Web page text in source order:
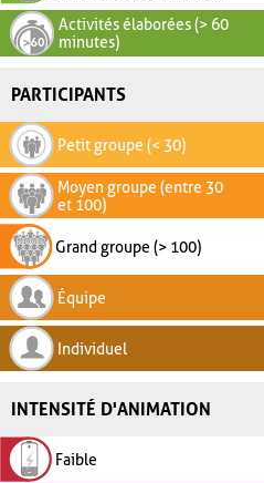
Activités élaborées (> 60
minutes)
PARTICIPANTS
Petit groupe (< 30)
Moyen groupe (entre 30
et 100)
Grand groupe (> 100)
Équipe
Individuel
INTENSITÉ D'ANIMATION
Faible